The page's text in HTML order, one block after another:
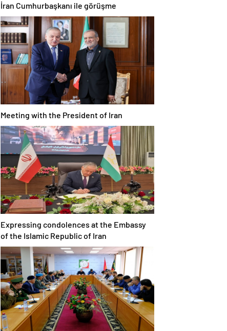
İran Cumhurbaşkanı ile görüşme
Meeting with the President of Iran
Expressing condolences at the Embassy
of the Islamic Republic of Iran